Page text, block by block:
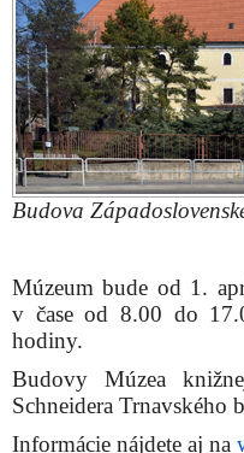
Informácie nájdete aj na